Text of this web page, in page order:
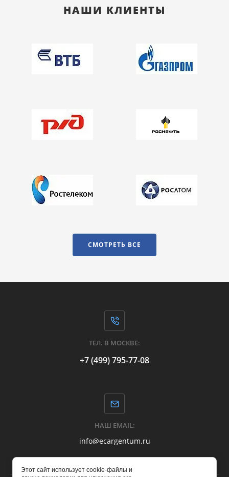
НАШИ КЛИЕНТЫ
СМОТРЕТЬ ВСЕ
ТЕЛ. В МОСКВЕ:
+7 (499) 795-77-08
НАШ EMAIL:
info@ecargentum.ru
Этот сайт использует cookie-файлы и